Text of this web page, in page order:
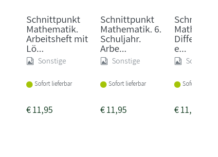
Schnittpunkt
Mathematik.
Arbeitsheft mit
Lö...
Sonstige
Sofort lieferbar
€11,95
Schnittpunkt
Mathematik. 6.
Schuljahr.
Arbe...
Sonstige
Sofort lieferbar
€11,95
e...
Sonstige
Sofort
€11,95